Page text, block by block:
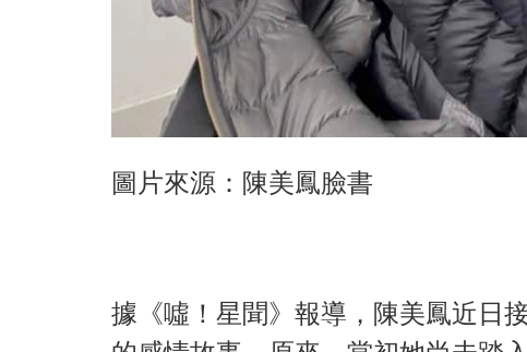
圖片來源：陳美鳳臉書
據《噓！星聞》報導，陳美鳳近日